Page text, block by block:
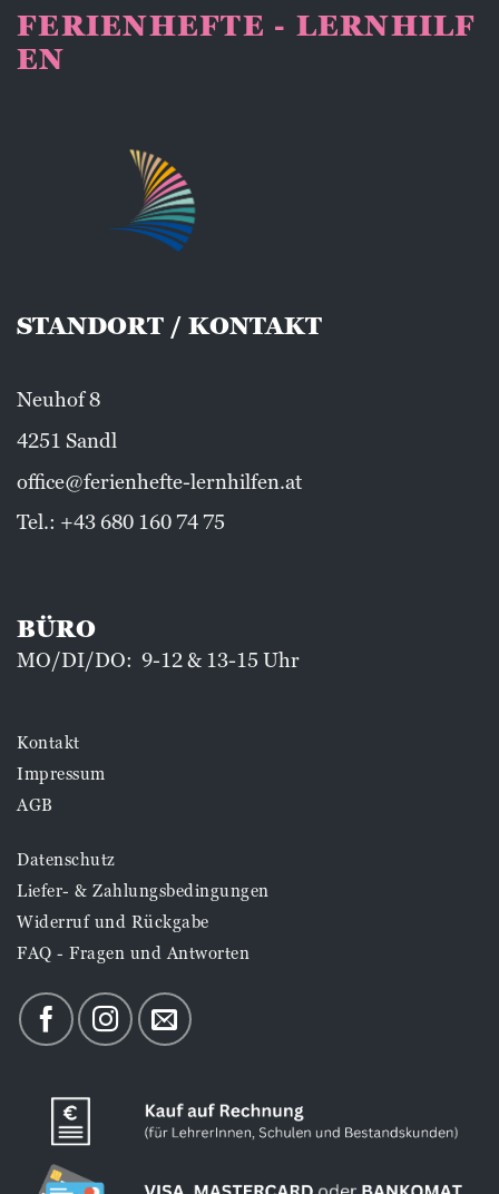
FERIENHEFTE - LERNHILF
EN
STANDORT / KONTAKT
Neuhof 8
4251 Sandl
office@ferienhefte-lernhilfen.at
Tel.: +43 680 160 74 75
BÜRO
MO/DI/DO: 9-12 & 13-15 Uhr
Kontakt
Impressum
AGB
Datenschutz
Liefer- & Zahlungsbedingungen
Widerruf und Rückgabe
FAQ - Fragen und Antworten